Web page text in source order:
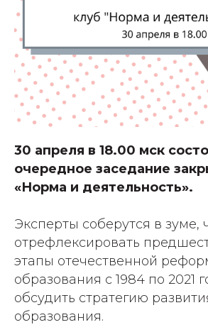
30 апреля в 18.00 мск
очередное заседание
«Норма и деятельность».
Эксперты соберутся в зуме,
отрефлексировать
этапы отечественной
образования с 1984 по 2021
обсудить стратегию
образования.